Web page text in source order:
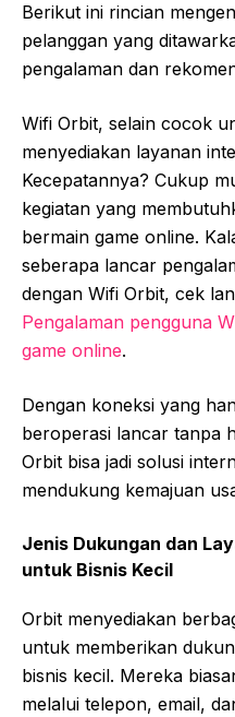
Berikut ini rincian
pelanggan yang
pengalaman dan
Wifi Orbit, selain cocok
menyediakan layanan
Kecepatannya? Cukup
kegiatan yang
bermain game online.
seberapa lancar
dengan Wifi Orbit, cek
Pengalaman pengguna
game online.
Dengan koneksi yang
beroperasi lancar tanpa
Orbit bisa jadi solusi
mendukung kemajuan
Jenis Dukungan dan
untuk Bisnis Kecil
Orbit menyediakan
untuk memberikan
bisnis kecil. Mereka
melalui telepon, email,